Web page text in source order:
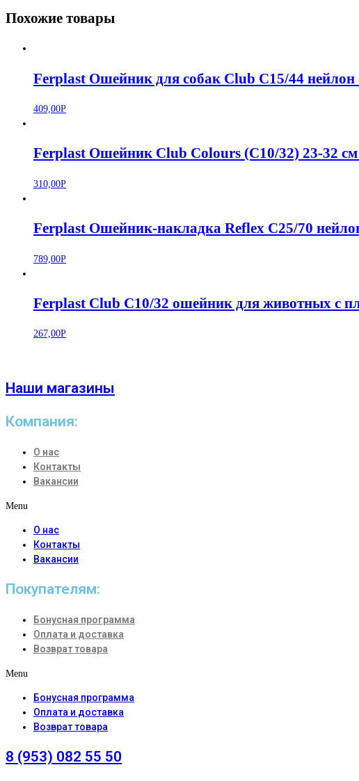
Похожие товары
Ferplast Ошейник для собак Club C15/44
409,00Р
Ferplast Ошейник Club Colours (C10/32) 23-32
310,00Р
Ferplast Ошейник-накладка Reflex C25/70
789,00Р
Ferplast Club C10/32 ошейник для животных с
267,00Р
Наши магазины
Компания:
О нас
Контакты
Вакансии
Menu
О нас
Контакты
Вакансии
Покупателям:
Бонусная программа
Оплата и доставка
Возврат товара
Menu
Бонусная программа
Оплата и доставка
Возврат товара
8 (953) 082 55 50